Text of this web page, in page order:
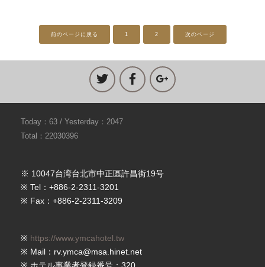
前のページに戻る 1 2 次のページ
Today：63 / Yesterday：2047
Total：22030396
※ 10047台湾台北市中正區許昌街19号
※ Tel：+886-2-2311-3201
※ Fax：+886-2-2311-3209
※ https://www.ymcahotel.tw
※ Mail：rv.ymca@msa.hinet.net